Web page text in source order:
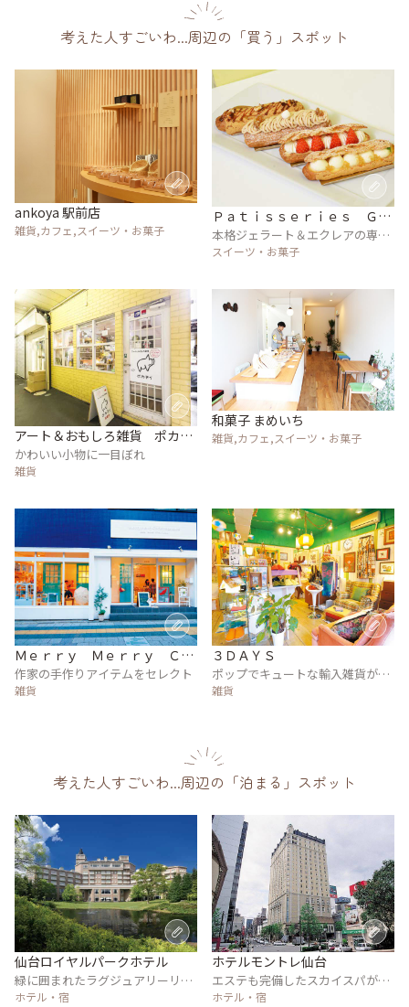
考えた人すごいわ...周辺の「買う」スポット
ankoya 駅前店
雑貨,カフェ,スイーツ・お菓子
Ｐａｔｉｓｓｅｒｉｅｓ Ｇｌ
ａｃｅｓ Ｋｉｓｅｔｓｕ
本格ジェラート＆エクレアの専門
店
スイーツ・お菓子
アート＆おもしろ雑貨 ポカテ
ィ
かわいい小物に一目ぼれ
雑貨
和菓子 まめいち
雑貨,カフェ,スイーツ・お菓子
Ｍｅｒｒｙ Ｍｅｒｒｙ Ｃｈ
ｒｉｓｔｍａｓｌａｎｄ ｄｉ
ａ ａｎｄ ｍｅｒｉｌａｂ
作家の手作りアイテムをセレクト
雑貨
３ＤＡＹＳ
ポップでキュートな輸入雑貨が勢
ぞろい
雑貨
考えた人すごいわ...周辺の「泊まる」スポット
仙台ロイヤルパークホテル
緑に囲まれたラグジュアリーリゾ
ートホテル
ホテル・宿
ホテルモントレ仙台
エステも完備したスカイスパが人
気
ホテル・宿